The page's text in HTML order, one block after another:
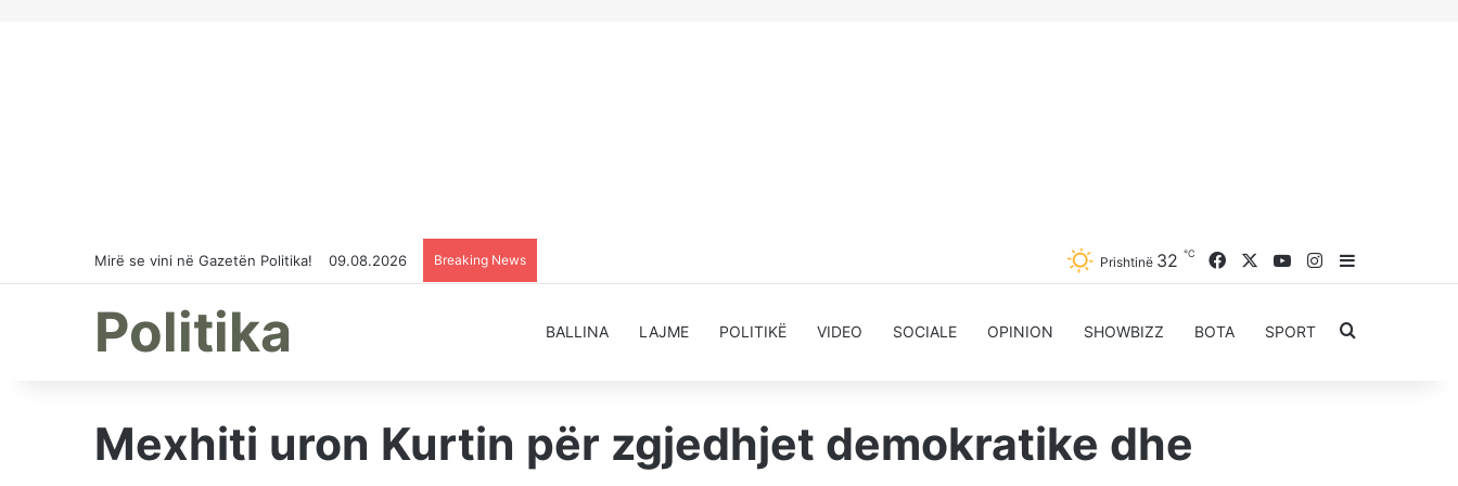
Mirë se vini në Gazetën Politika! 09.08.2026 Breaking News Prishtinë 32 ℃ FacebookYouTubeInstagram
Sidebar
Politika BALLINA LAJME POLITIKË VIDEO SOCIALE OPINION SHOWBIZZ BOTA SPORT Kërkoni
Mexhiti uron Kurtin për zgjedhjet demokratike dhe